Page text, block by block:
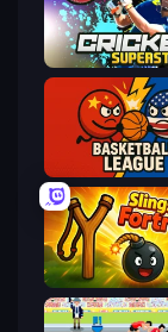
Basketball
Slingshot